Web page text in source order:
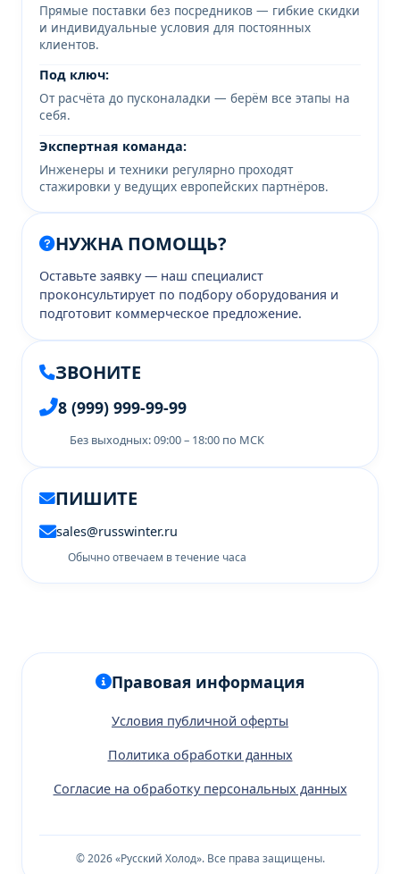
Прямые поставки без посредников — гибкие скидки
и индивидуальные условия для постоянных
клиентов.
Под ключ:
От расчёта до пусконаладки — берём все этапы на
себя.
Экспертная команда:
Инженеры и техники регулярно проходят
стажировки у ведущих европейских партнёров.
НУЖНА ПОМОЩЬ?
Оставьте заявку — наш специалист
проконсультирует по подбору оборудования и
подготовит коммерческое предложение.
ЗВОНИТЕ
8 (999) 999-99-99
Без выходных: 09:00 – 18:00 по МСК
ПИШИТЕ
sales@russwinter.ru
Обычно отвечаем в течение часа
Правовая информация
Условия публичной оферты
Политика обработки данных
Согласие на обработку персональных данных
© 2026 «Русский Холод». Все права защищены.